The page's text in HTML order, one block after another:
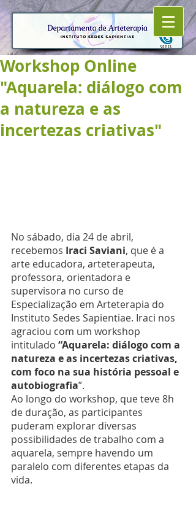
Workshop Online
"Aquarela: diálogo com
a natureza e as
incertezas criativas"
No sábado, dia 24 de abril,
recebemos Iraci Saviani, que é a
arte educadora, arteterapeuta,
professora, orientadora e
supervisora no curso de
Especialização em Arteterapia do
Instituto Sedes Sapientiae. Iraci nos
agraciou com um workshop
intitulado “Aquarela: diálogo com a
natureza e as incertezas criativas,
com foco na sua história pessoal e
autobiografia”.
Ao longo do workshop, que teve 8h
de duração, as participantes
puderam explorar diversas
possibilidades de trabalho com a
aquarela, sempre havendo um
paralelo com diferentes etapas da
vida.